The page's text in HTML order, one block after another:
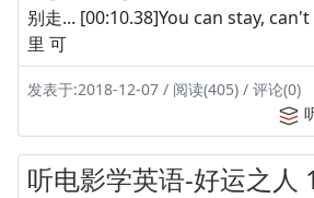
别走... [00:10.38]You can stay,
里 可
发表于:2018-12-07 / 阅读(405) / 评论(0)
听电影学英语-好运之人